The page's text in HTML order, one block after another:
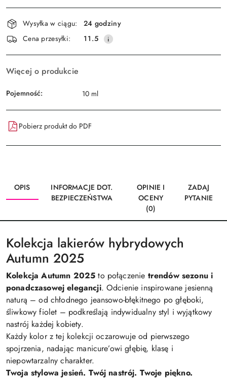
Wyślij
Dostępność
i
dostawa
Wysyłka w ciągu:
24 godziny
Cena przesyłki:
11.5
Więcej o produkcie
Pojemność: 10 ml
Pobierz produkt do PDF
OPIS
INFORMACJE DOT.
BEZPIECZEŃSTWA
OPINIE I
OCENY
(0)
ZADAJ
PYTANIE
Kolekcja lakierów hybrydowych
Autumn 2025
Kolekcja Autumn 2025 to połączenie trendów sezonu i
ponadczasowej elegancji. Odcienie inspirowane jesienną
naturą – od chłodnego jeansowo-błękitnego po głęboki,
śliwkowy fiolet – podkreślają indywidualny styl i wyjątkowy
nastrój każdej kobiety.
Każdy kolor z tej kolekcji oczarowuje od pierwszego
spojrzenia, nadając manicure’owi głębię, klasę i
niepowtarzalny charakter.
Twoja stylowa jesień. Twój nastrój. Twoje piękno.